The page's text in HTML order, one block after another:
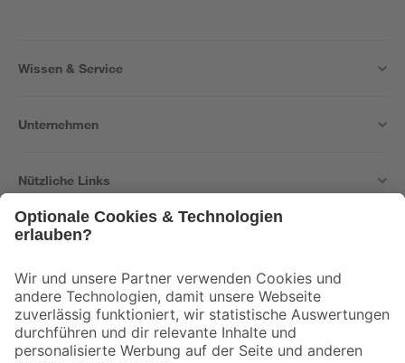
Wissen & Service
Unternehmen
Nützliche Links
Der toom Newsletter: Keine Angebote und Aktionen mehr verpassen!
Zur Newsletter Anmeldung